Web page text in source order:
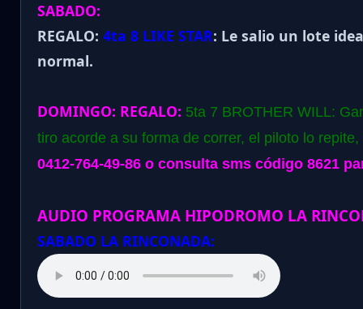
SABADO:
REGALO: 4ta 8 LIKE STAR: Le salio un lote
normal.
DOMINGO: REGALO: 5ta 7 BROTHER WILL:
tiro acorde a su forma de correr, el piloto lo
0412-764-49-86 o consulta sms código 8621
AUDIO PROGRAMA HIPODROMO LA
SABADO LA RINCONADA: